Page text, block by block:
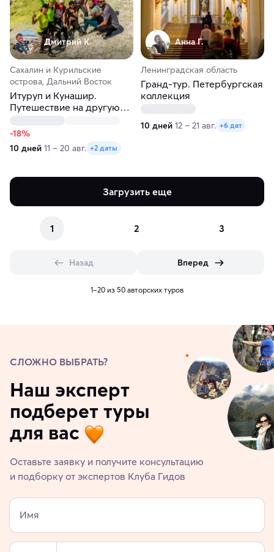
Дмитрий К.
Сахалин и Курильские
острова, Дальний Восток
Итуруп и Кунашир.
Путешествие на другую
-18%
10 дней 11 – 20 авг. +2 даты
Анна Г.
Ленинградская область
Гранд-тур. Петербургская
коллекция
10 дней 12 – 21 авг. +6 дат
Загрузить еще
1 2 3
Назад Вперед
1–20 из 50 авторских туров
СЛОЖНО ВЫБРАТЬ?
Наш эксперт
подберет туры
для вас
Оставьте заявку и получите консультацию
и подборку от экспертов Клуба Гидов
Имя